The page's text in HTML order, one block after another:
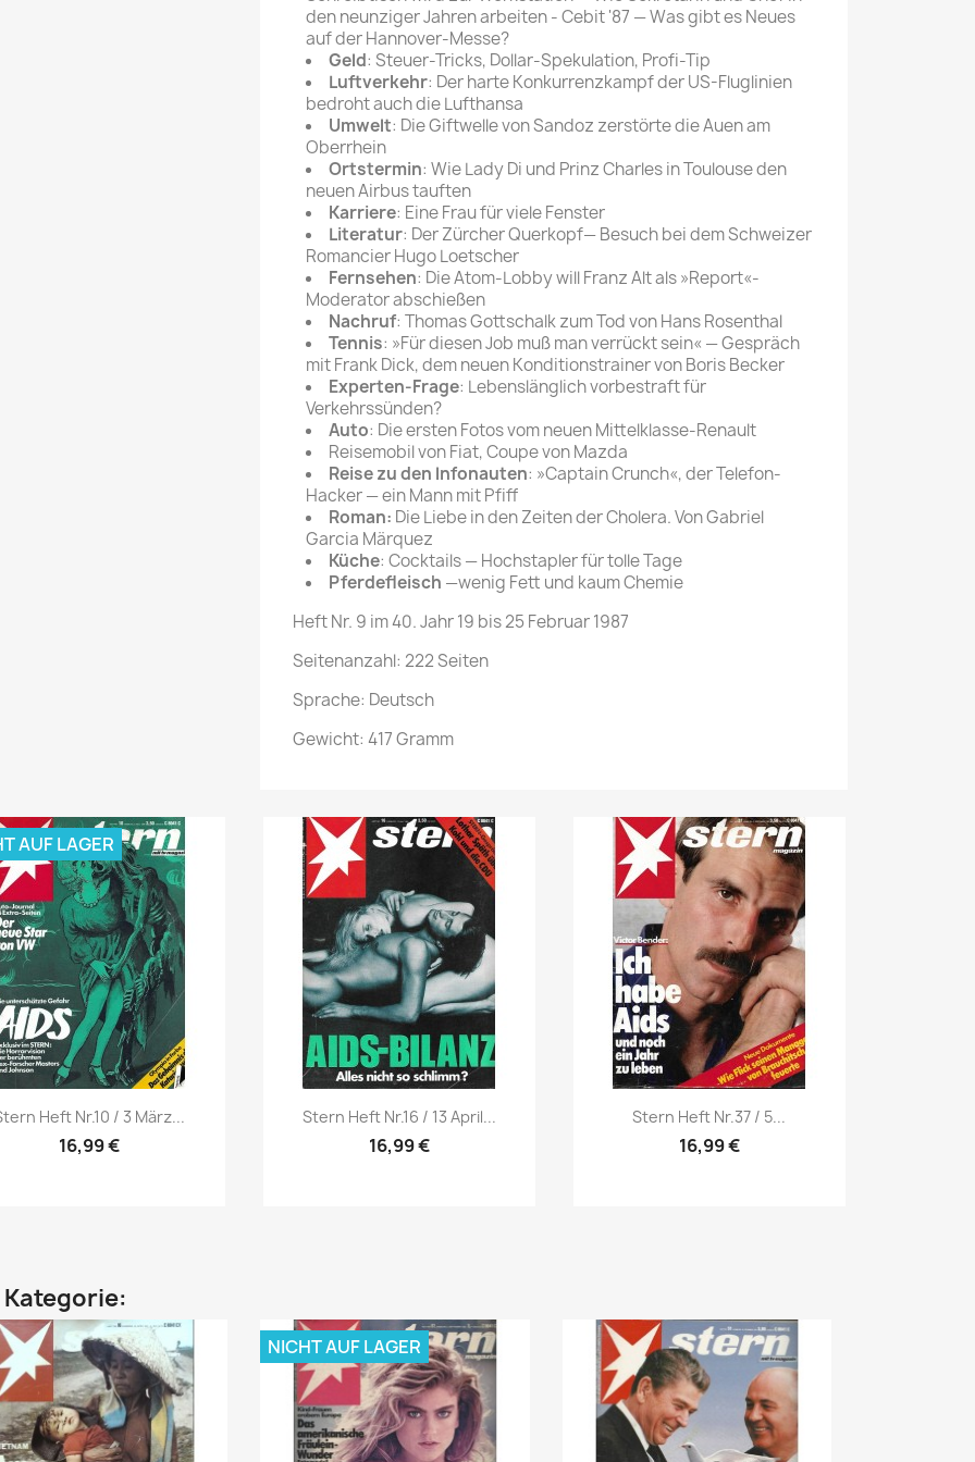
den neunziger Jahren arbeiten - Cebit '87 — Was gibt es Neues
auf der Hannover-Messe?
Geld: Steuer-Tricks, Dollar-Spekulation, Profi-Tip
Luftverkehr: Der harte Konkurrenzkampf der US-Fluglinien
bedroht auch die Lufthansa
Umwelt: Die Giftwelle von Sandoz zerstörte die Auen am
Oberrhein
Ortstermin: Wie Lady Di und Prinz Charles in Toulouse den
neuen Airbus tauften
Karriere: Eine Frau für viele Fenster
Literatur: Der Zürcher Querkopf— Besuch bei dem Schweizer
Romancier Hugo Loetscher
Fernsehen: Die Atom-Lobby will Franz Alt als »Report«-
Moderator abschießen
Nachruf: Thomas Gottschalk zum Tod von Hans Rosenthal
Tennis: »Für diesen Job muß man verrückt sein« — Gespräch
mit Frank Dick, dem neuen Konditionstrainer von Boris Becker
Experten-Frage: Lebenslänglich vorbestraft für
Verkehrssünden?
Auto: Die ersten Fotos vom neuen Mittelklasse-Renault
Reisemobil von Fiat, Coupe von Mazda
Reise zu den lnfonauten: »Captain Crunch«, der Telefon-
Hacker — ein Mann mit Pfiff
Roman: Die Liebe in den Zeiten der Cholera. Von Gabriel
Garcia Märquez
Küche: Cocktails — Hochstapler für tolle Tage
Pferdefleisch —wenig Fett und kaum Chemie
Heft Nr. 9 im 40. Jahr 19 bis 25 Februar 1987
Seitenanzahl: 222 Seiten
Sprache: Deutsch
Gewicht: 417 Gramm
Vorschau
Heft Nr.10 / 3 März...
16,99 €
AUF LAGER
Vorschau
Stern Heft Nr.16 / 13 April...
16,99 €
Vorschau
Stern Heft Nr.37 / 5...
16,99 €
NICHT AUF LAGER